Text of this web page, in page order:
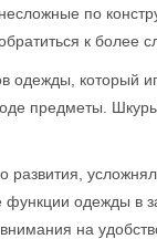
по
к более
одежды, который
предметы.
развития,
одежды в
на